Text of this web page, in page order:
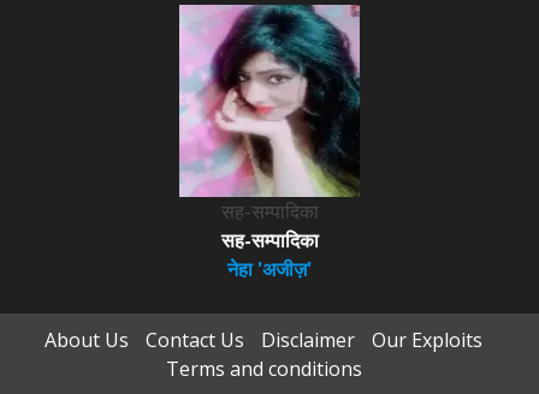
सह-सम्पादिका
सह-सम्पादिका
नेहा 'अजीज़'
About Us Contact Us Disclaimer
Our Exploits
Terms and conditions